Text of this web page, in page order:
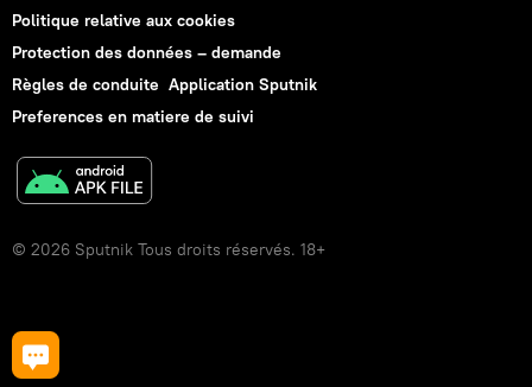
Politique relative aux cookies
Protection des données – demande
Règles de conduite Application Sputnik
Preferences en matiere de suivi
© 2026 Sputnik Tous droits réservés. 18+